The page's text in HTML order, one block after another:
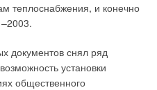
теплоснабжения, и конечно
документов снял ряд
установки
общественного